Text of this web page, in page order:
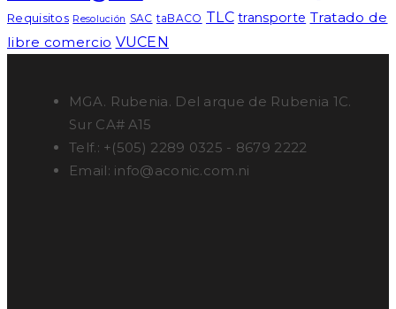
Requisitos Resolución SAC taBACO TLC transporte Tratado de
libre comercio VUCEN
MGA. Rubenia. Del arque de Rubenia 1C.
Sur CA# A15
Telf.: +(505) 2289 0325 - 8679 2222
Email: info@aconic.com.ni